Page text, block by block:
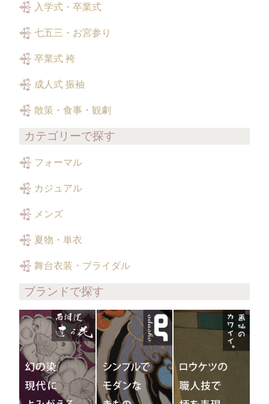
入学式・卒業式
七五三・お宮参り
卒業式 袴
成人式 振袖
散策・食事・観劇
カテゴリーで探す
フォーマル
カジュアル
メンズ
夏物・単衣
舞台衣装・ブライダル
ブランドで探す